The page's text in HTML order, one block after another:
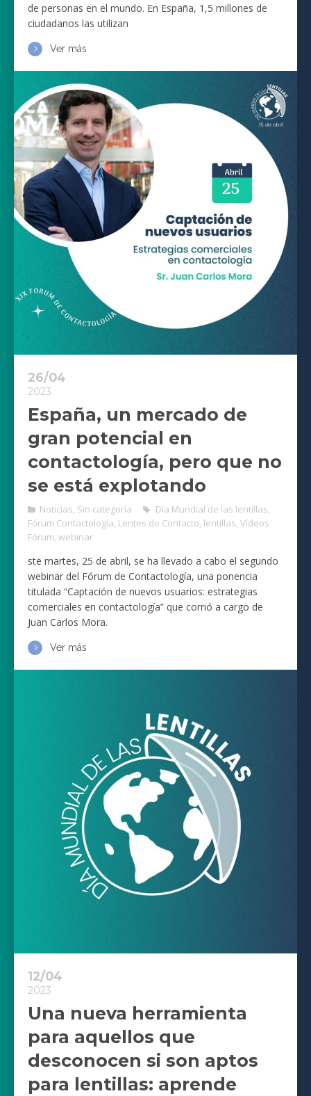
de personas en el mundo. En España, 1,5 millones de
ciudadanos las utilizan
Ver más
26/04
2023
España, un mercado de
gran potencial en
contactología, pero que no
se está explotando
Noticias, Sin categoría Día Mundial de las lentillas,
Fórum Contactología, Lentes de Contacto, lentillas, Vídeos
Fórum, webinar
ste martes, 25 de abril, se ha llevado a cabo el segundo
webinar del Fórum de Contactología, una ponencia
titulada “Captación de nuevos usuarios: estrategias
comerciales en contactología” que corrió a cargo de
Juan Carlos Mora.
Ver más
12/04
2023
Una nueva herramienta
para aquellos que
desconocen si son aptos
para lentillas: aprende